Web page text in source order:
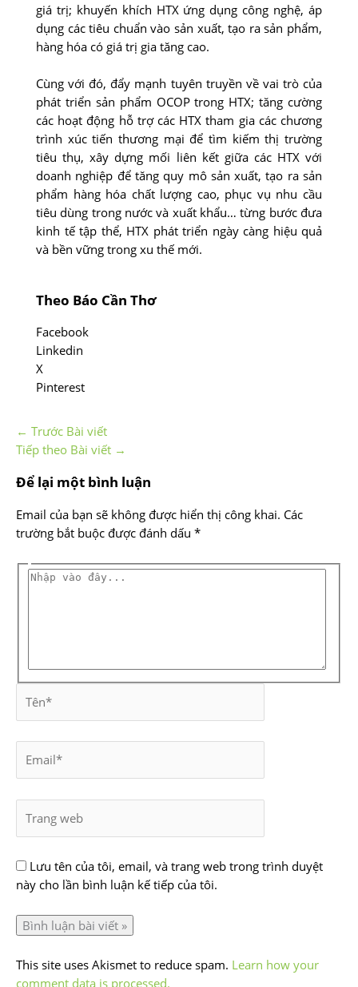
giá trị; khuyến khích HTX ứng dụng công nghệ, áp
dụng các tiêu chuẩn vào sản xuất, tạo ra sản phẩm,
hàng hóa có giá trị gia tăng cao.
Cùng với đó, đẩy mạnh tuyên truyền về vai trò của
phát triển sản phẩm OCOP trong HTX; tăng cường
các hoạt động hỗ trợ các HTX tham gia các chương
trình xúc tiến thương mại để tìm kiếm thị trường
tiêu thụ, xây dựng mối liên kết giữa các HTX với
doanh nghiệp để tăng quy mô sản xuất, tạo ra sản
phẩm hàng hóa chất lượng cao, phục vụ nhu cầu
tiêu dùng trong nước và xuất khẩu… từng bước đưa
kinh tế tập thể, HTX phát triển ngày càng hiệu quả
và bền vững trong xu thế mới.
Theo Báo Cần Thơ
Facebook
Linkedin
X
Pinterest
← Trước Bài viết
Tiếp theo Bài viết →
Để lại một bình luận
Email của bạn sẽ không được hiển thị công khai. Các
trường bắt buộc được đánh dấu *
Lưu tên của tôi, email, và trang web trong trình duyệt
này cho lần bình luận kế tiếp của tôi.
This site uses Akismet to reduce spam. Learn how your
comment data is processed.